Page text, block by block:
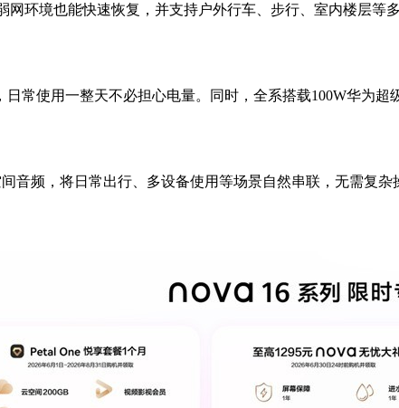
网环境也能快速恢复，并支持户外行车、步行、室内楼层等
常使用一整天不必担心电量。同时，全系搭载100W华为超
音频，将日常出行、多设备使用等场景自然串联，无需复杂